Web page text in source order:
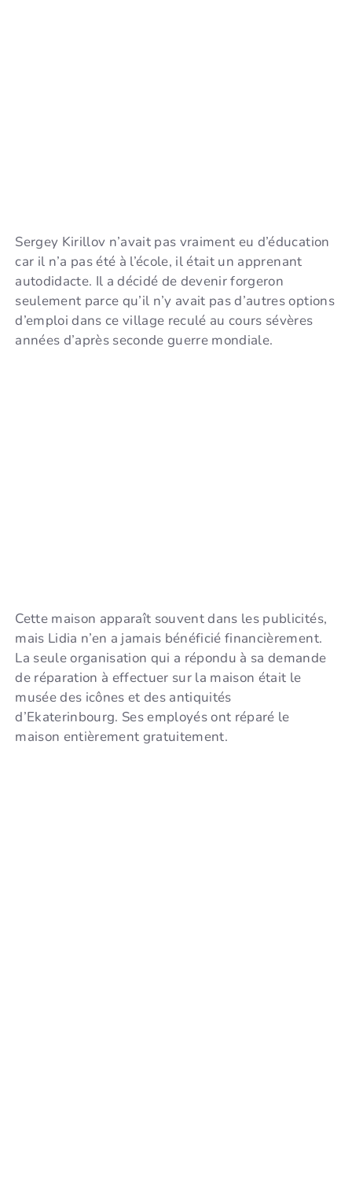
Sergey Kirillov n’avait pas vraiment eu d’éducation
car il n’a pas été à l’école, il était un apprenant
autodidacte. Il a décidé de devenir forgeron
seulement parce qu’il n’y avait pas d’autres options
d’emploi dans ce village reculé au cours sévères
années d’après seconde guerre mondiale.
Cette maison apparaît souvent dans les publicités,
mais Lidia n’en a jamais bénéficié financièrement.
La seule organisation qui a répondu à sa demande
de réparation à effectuer sur la maison était le
musée des icônes et des antiquités
d’Ekaterinbourg. Ses employés ont réparé le
maison entièrement gratuitement.